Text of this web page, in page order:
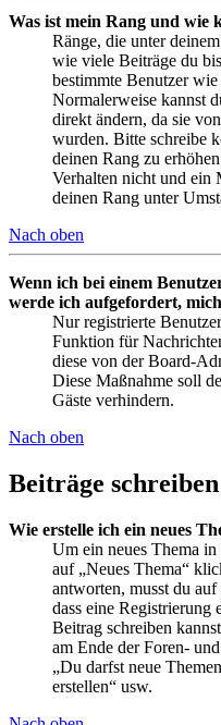
Was ist mein Rang und wie
Ränge, die unter
wie viele Beiträge du
bestimmte Benutzer
Normalerweise kannst
direkt ändern, da sie
wurden. Bitte schreibe
deinen Rang zu
Verhalten nicht und ein
deinen Rang unter
Nach oben
Wenn ich bei einem
werde ich aufgefordert,
Nur registrierte
Funktion für
diese von der Board-
Diese Maßnahme soll
Gäste verhindern.
Nach oben
Beiträge schreiben
Wie erstelle ich ein neues
Um ein neues Thema
auf „Neues Thema“
antworten, musst du
dass eine Registrierung
Beitrag schreiben
am Ende der Foren-
„Du darfst neue
erstellen“ usw.